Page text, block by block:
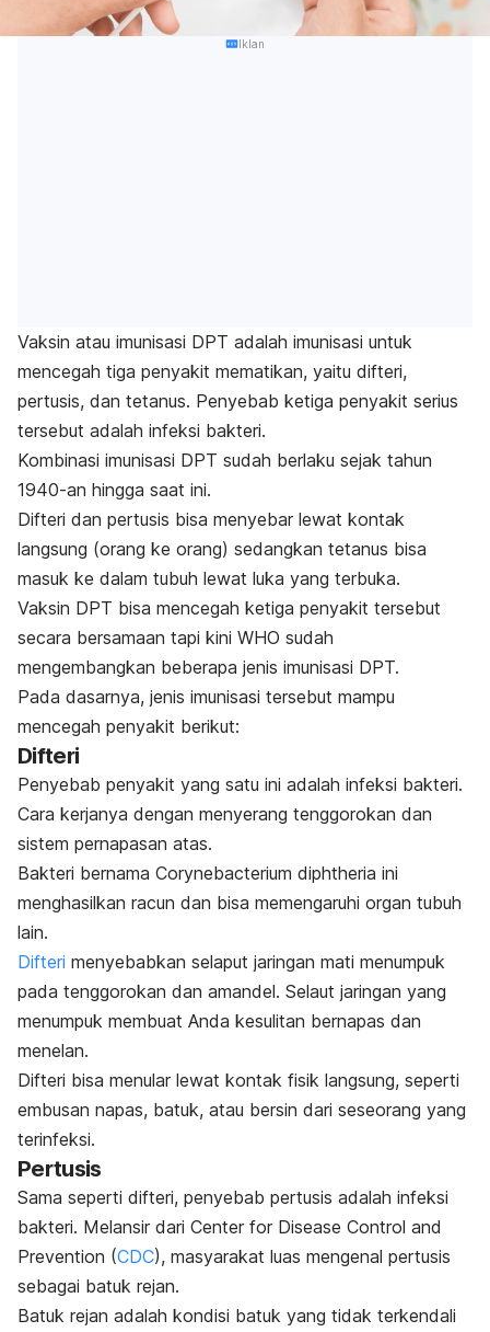
Iklan
Vaksin atau imunisasi DPT adalah imunisasi untuk
mencegah tiga penyakit mematikan, yaitu difteri,
pertusis, dan tetanus. Penyebab ketiga penyakit serius
tersebut adalah infeksi bakteri.
Kombinasi imunisasi DPT sudah berlaku sejak tahun
1940-an hingga saat ini.
Difteri dan pertusis bisa menyebar lewat kontak
langsung (orang ke orang) sedangkan tetanus bisa
masuk ke dalam tubuh lewat luka yang terbuka.
Vaksin DPT bisa mencegah ketiga penyakit tersebut
secara bersamaan tapi kini WHO sudah
mengembangkan beberapa jenis imunisasi DPT.
Pada dasarnya, jenis imunisasi tersebut mampu
mencegah penyakit berikut:
Difteri
Penyebab penyakit yang satu ini adalah infeksi bakteri.
Cara kerjanya dengan menyerang tenggorokan dan
sistem pernapasan atas.
Bakteri bernama Corynebacterium diphtheria ini
menghasilkan racun dan bisa memengaruhi organ tubuh
lain.
Difteri menyebabkan selaput jaringan mati menumpuk
pada tenggorokan dan amandel. Selaut jaringan yang
menumpuk membuat Anda kesulitan bernapas dan
menelan.
Difteri bisa menular lewat kontak fisik langsung, seperti
embusan napas, batuk, atau bersin dari seseorang yang
terinfeksi.
Pertusis
Sama seperti difteri, penyebab pertusis adalah infeksi
bakteri. Melansir dari Center for Disease Control and
Prevention (CDC), masyarakat luas mengenal pertusis
sebagai batuk rejan.
Batuk rejan adalah kondisi batuk yang tidak terkendali